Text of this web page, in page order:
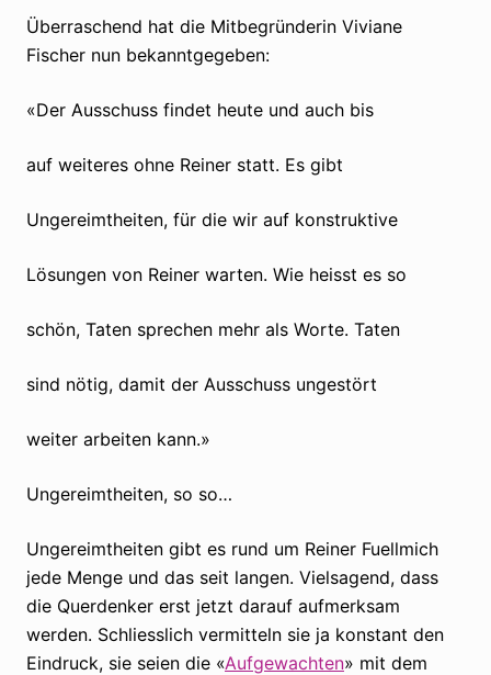
Überraschend hat die Mitbegründerin Viviane
Fischer nun bekanntgegeben:
«Der Ausschuss findet heute und auch bis
auf weiteres ohne Reiner statt. Es gibt
Ungereimtheiten, für die wir auf konstruktive
Lösungen von Reiner warten. Wie heisst es so
schön, Taten sprechen mehr als Worte. Taten
sind nötig, damit der Ausschuss ungestört
weiter arbeiten kann.»
Ungereimtheiten, so so…
Ungereimtheiten gibt es rund um Reiner Fuellmich
jede Menge und das seit langen. Vielsagend, dass
die Querdenker erst jetzt darauf aufmerksam
werden. Schliesslich vermitteln sie ja konstant den
Eindruck, sie seien die «Aufgewachten» mit dem